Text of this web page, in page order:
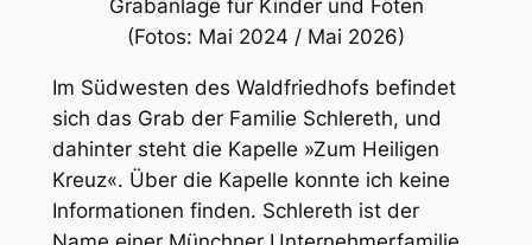
Kreuz«. Über die Kapelle konnte ich keine
Informationen finden. Schlereth ist der
Name einer Münchner Unternehmerfamilie.
Der 2021 gestorbene »Baulöwe« Max W.
Schlereth hatte 1951 die Deutsche
Realbesitz AG (Derag) gegründet, die
beispielsweise einen Großteil des
Olympiadorfs baute.